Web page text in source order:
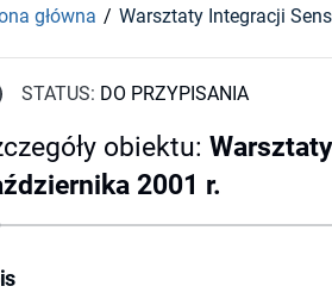
główna
STATUS: DO PRZYPISANIA
obiektu:
2001 r.